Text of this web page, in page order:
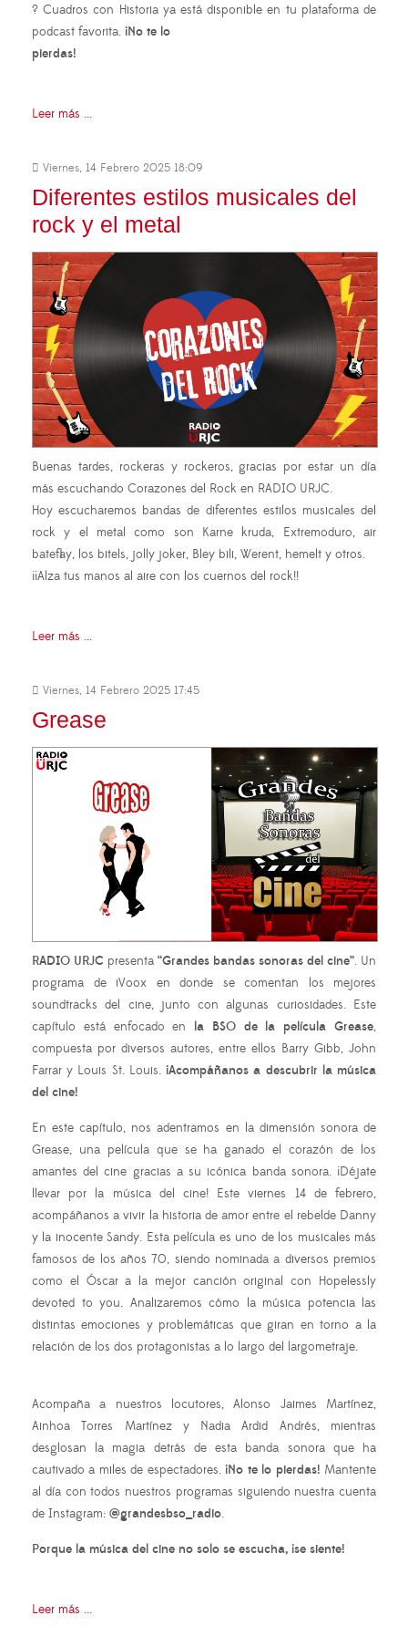
? Cuadros con Historia ya está disponible en tu plataforma de
podcast favorita. ¡No te lo
pierdas!
Leer más ...
Viernes, 14 Febrero 2025 18:09
Diferentes estilos musicales del
rock y el metal
Buenas tardes, rockeras y rockeros, gracias por estar un día
más escuchando Corazones del Rock en RADIO URJC.
Hoy escucharemos bandas de diferentes estilos musicales del
rock y el metal como son Karne kruda, Extremoduro, air
bateflay, los bitels, jolly joker, Bley bili, Werent, hemelt y otros.
¡¡Alza tus manos al aire con los cuernos del rock!!
Leer más ...
Viernes, 14 Febrero 2025 17:45
Grease
RADIO URJC presenta “Grandes bandas sonoras del cine”. Un
programa de iVoox en donde se comentan los mejores
soundtracks del cine, junto con algunas curiosidades. Este
capítulo está enfocado en la BSO de la película Grease,
compuesta por diversos autores, entre ellos Barry Gibb, John
Farrar y Louis St. Louis.¡Acompáñanos a descubrir la música
del cine!
En este capítulo, nos adentramos en la dimensión sonora de
Grease, una película que se ha ganado el corazón de los
amantes del cine gracias a su icónica banda sonora. ¡Déjate
llevar por la música del cine! Este viernes 14 de febrero,
acompáñanos a vivir la historia de amor entre el rebelde Danny
y la inocente Sandy. Esta película es uno de los musicales más
famosos de los años 70, siendo nominada a diversos premios
como el Óscar a la mejor canción original con Hopelessly
devoted to you. Analizaremos cómo la música potencia las
distintas emociones y problemáticas que giran en torno a la
relación de los dos protagonistas a lo largo del largometraje.
Acompaña a nuestros locutores, Alonso Jaimes Martínez,
Ainhoa Torres Martínez y Nadia Ardid Andrés, mientras
desglosan la magia detrás de esta banda sonora que ha
cautivado a miles de espectadores.¡No te lo pierdas! Mantente
al día con todos nuestros programas siguiendo nuestra cuenta
de Instagram: @grandesbso_radio.
Porque la música del cine no solo se escucha, ¡se siente!
Leer más ...